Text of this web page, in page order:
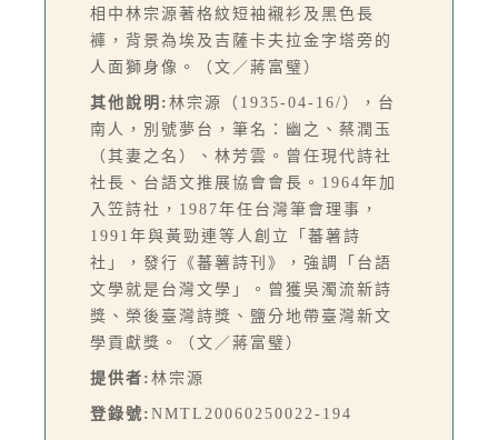
相中林宗源著格紋短袖襯衫及黑色長
褲，背景為埃及吉薩卡夫拉金字塔旁的
人面獅身像。（文／蔣富璧）
其他說明: 林宗源（1935-04-16/），台
南人，別號夢台，筆名：幽之、蔡潤玉
（其妻之名）、林芳雲。曾任現代詩社
社長、台語文推展協會會長。1964年加
入笠詩社，1987年任台灣筆會理事，
1991年與黃勁連等人創立「蕃薯詩
社」，發行《蕃薯詩刊》，強調「台語
文學就是台灣文學」。曾獲吳濁流新詩
獎、榮後臺灣詩獎、鹽分地帶臺灣新文
學貢獻獎。（文／蔣富璧）
提供者: 林宗源
登錄號: NMTL20060250022-194